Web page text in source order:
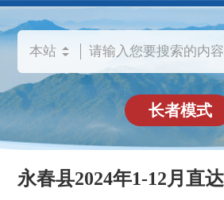
长者模式
永春县2024年1-12月直